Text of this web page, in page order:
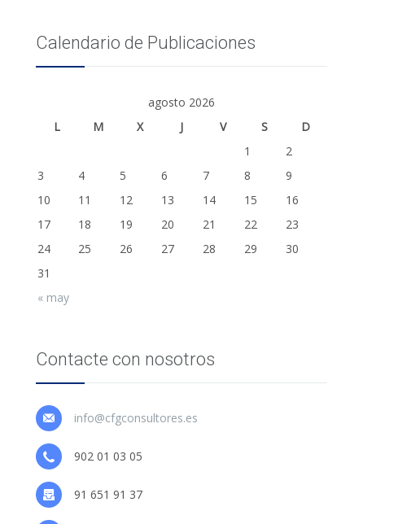
Calendario de Publicaciones
agosto 2026
L
M X J V S D
« may
1
2
3
4 5 6 7 8
9
10
11 12 13 14 15
16
17
18 19 20 21 22
23
24
25 26 27 28 29
30
31
Contacte con nosotros
info@cfgconsultores.es
902 01 03 05
91 651 91 37